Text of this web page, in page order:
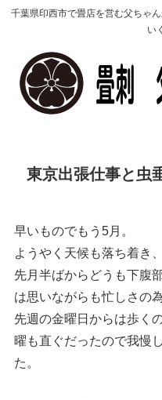
千葉県印西市で畳店を営む父ちゃ
い
東京出張仕事と虫
早いものでもう5月。
ようやく天候も落ち着き
先月半ばからどうも下腹
は思いながらも忙しさの
先週の金曜日からは歩く
曜も直ぐだったので我慢
た。